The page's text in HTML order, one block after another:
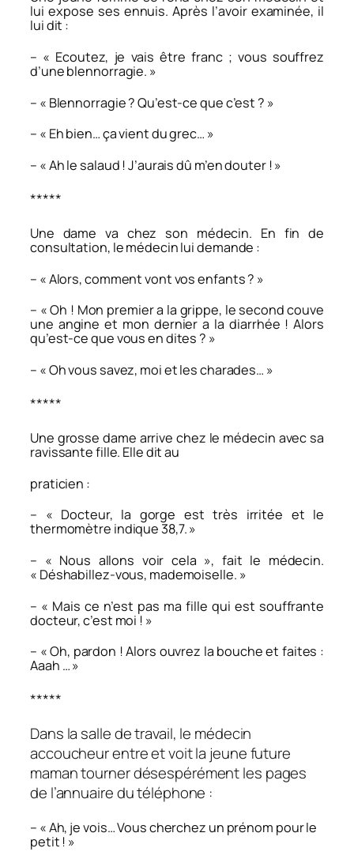
lui expose ses ennuis. Après l’avoir examinée, il
lui dit :
– « Ecoutez, je vais être franc ; vous souffrez
d’une blennorragie. »
– « Blennorragie ? Qu’est-ce que c’est ? »
– « Eh bien… ça vient du grec… »
– « Ah le salaud ! J’aurais dû m’en douter ! »
*****
Une dame va chez son médecin. En fin de
consultation, le médecin lui demande :
– « Alors, comment vont vos enfants ? »
– « Oh ! Mon premier a la grippe, le second couve
une angine et mon dernier a la diarrhée ! Alors
qu’est-ce que vous en dites ? »
– « Oh vous savez, moi et les charades… »
*****
Une grosse dame arrive chez le médecin avec sa
ravissante fille. Elle dit au
praticien :
– « Docteur, la gorge est très irritée et le
thermomètre indique 38,7. »
– « Nous allons voir cela », fait le médecin.
« Déshabillez-vous, mademoiselle. »
– « Mais ce n’est pas ma fille qui est souffrante
docteur, c’est moi ! »
– « Oh, pardon ! Alors ouvrez la bouche et faites :
Aaah … »
*****
Dans la salle de travail, le médecin
accoucheur entre et voit la jeune future
maman tourner désespérément les pages
de l’annuaire du téléphone :
– « Ah, je vois… Vous cherchez un prénom pour le
petit ! »